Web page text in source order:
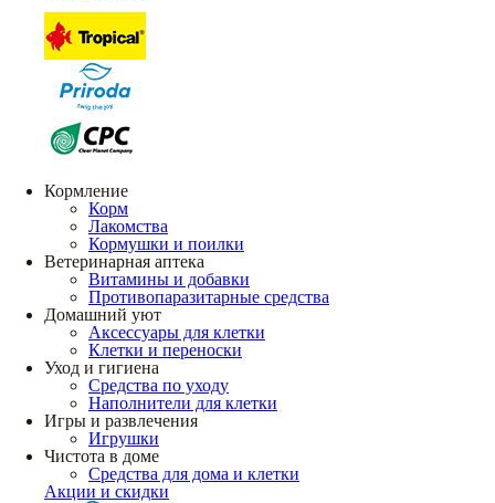
Кормление
Корм
Лакомства
Кормушки и поилки
Ветеринарная аптека
Витамины и добавки
Противопаразитарные средства
Домашний уют
Аксессуары для клетки
Клетки и переноски
Уход и гигиена
Средства по уходу
Наполнители для клетки
Игры и развлечения
Игрушки
Чистота в доме
Средства для дома и клетки
Акции и скидки